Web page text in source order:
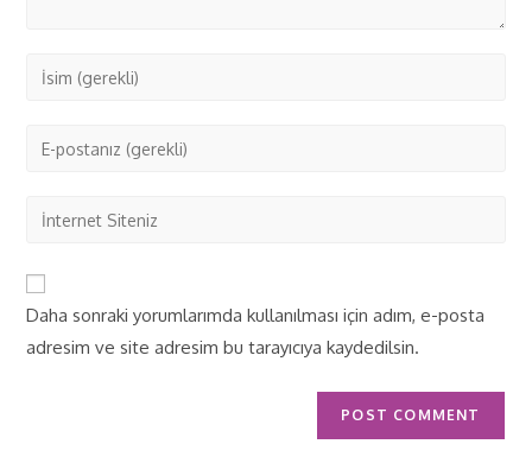
Daha sonraki yorumlarımda kullanılması için adım, e-posta
adresim ve site adresim bu tarayıcıya kaydedilsin.